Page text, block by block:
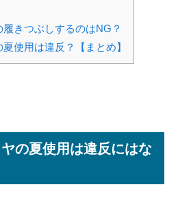
きつぶしするのはNG？
使用は違反？【まとめ】
の夏使用は違反にはな